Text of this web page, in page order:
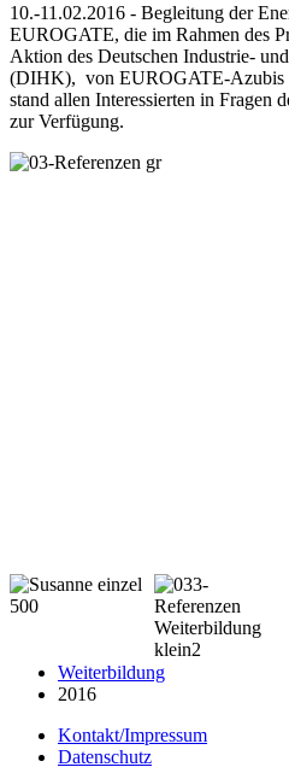
10.-11.02.2016 - Begleitung der
EUROGATE, die im Rahmen des
Aktion des Deutschen Industrie-
(DIHK), von EUROGATE-Azubis
stand allen Interessierten in Fragen
zur Verfügung.
Weiterbildung
2016
Kontakt/Impressum
Datenschutz